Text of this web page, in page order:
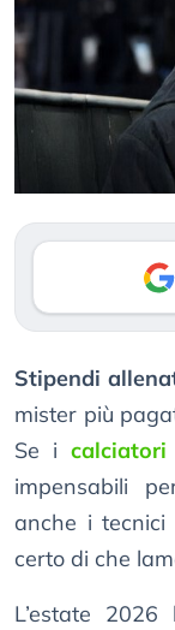
Stipendi
mister più
Se i calciatori
impensabili
anche i
certo di che
L’estate